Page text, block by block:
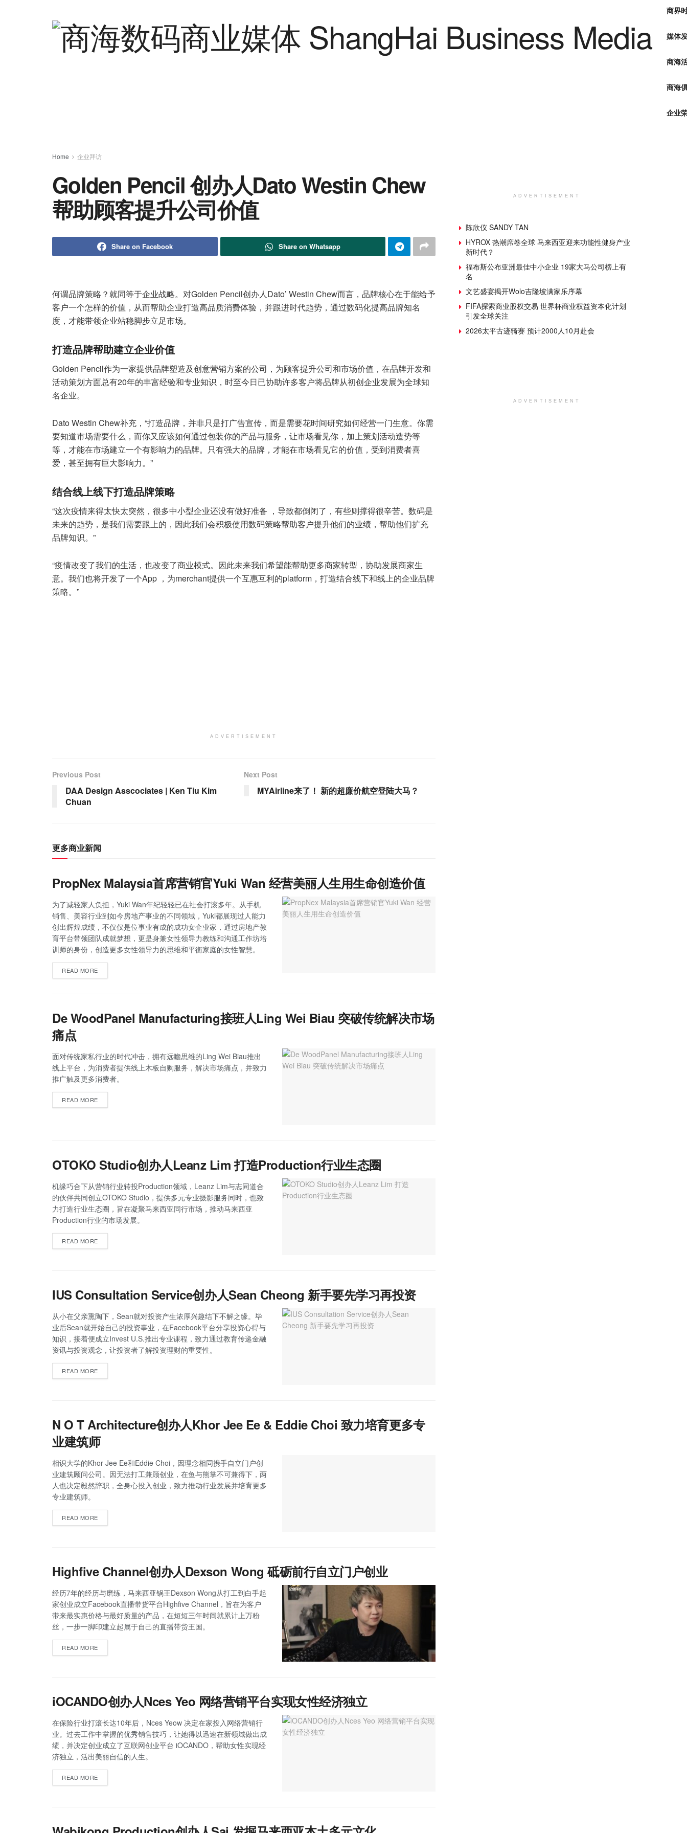
商界
媒体
商海
商海
企业
Home 企业拜访
Golden Pencil 创办人Dato Westin Chew
帮助顾客提升公司价值
Share on Facebook Share on Whatsapp
何谓品牌策略？就同等于企业战略。对Golden Pencil创办人Dato’ Westin Chew而言，品牌核心在于能给予
客户一个怎样的价值，从而帮助企业打造高品质消费体验，并跟进时代趋势，通过数码化提高品牌知名
度，才能带领企业站稳脚步立足市场。
打造品牌帮助建立企业价值
Golden Pencil作为一家提供品牌塑造及创意营销方案的公司，为顾客提升公司和市场价值，在品牌开发和
活动策划方面总有20年的丰富经验和专业知识，时至今日已协助许多客户将品牌从初创企业发展为全球知
名企业。
Dato Westin Chew补充，“打造品牌，并非只是打广告宣传，而是需要花时间研究如何经营一门生意。你需
要知道市场需要什么，而你又应该如何通过包装你的产品与服务，让市场看见你，加上策划活动造势等
等，才能在市场建立一个有影响力的品牌。只有强大的品牌，才能在市场看见它的价值，受到消费者喜
爱，甚至拥有巨大影响力。”
结合线上线下打造品牌策略
“这次疫情来得太快太突然，很多中小型企业还没有做好准备 ，导致都倒闭了，有些则撑得很辛苦。数码是
未来的趋势，是我们需要跟上的，因此我们会积极使用数码策略帮助客户提升他们的业绩，帮助他们扩充
品牌知识。”
“疫情改变了我们的生活，也改变了商业模式。因此未来我们希望能帮助更多商家转型，协助发展商家生
意。我们也将开发了一个App ，为merchant提供一个互惠互利的platform，打造结合线下和线上的企业品牌
策略。”
ADVERTISEMENT
Previous Post
DAA Design Asscociates | Ken Tiu Kim
Chuan
Next Post
MYAirline来了！ 新的超廉价航空登陆大马？
更多商业新闻
PropNex Malaysia首席营销官Yuki Wan 经营美丽人生用生命创造价值
为了减轻家人负担，Yuki Wan年纪轻轻已在社会打滚多年。从手机
销售、美容行业到如今房地产事业的不同领域，Yuki都展现过人能力
创出辉煌成绩，不仅仅是位事业有成的成功女企业家，通过房地产教
育平台带领团队成就梦想，更是身兼女性领导力教练和沟通工作坊培
训师的身份，创造更多女性领导力的思维和平衡家庭的女性智慧。
READ MORE
De WoodPanel Manufacturing接班人Ling Wei Biau 突破传统解决市场
痛点
面对传统家私行业的时代冲击，拥有远瞻思维的Ling Wei Biau推出
线上平台，为消费者提供线上木板自购服务，解决市场痛点，并致力
推广触及更多消费者。
READ MORE
OTOKO Studio创办人Leanz Lim 打造Production行业生态圈
机缘巧合下从营销行业转投Production领域，Leanz Lim与志同道合
的伙伴共同创立OTOKO Studio，提供多元专业摄影服务同时，也致
力打造行业生态圈，旨在凝聚马来西亚同行市场，推动马来西亚
Production行业的市场发展。
READ MORE
IUS Consultation Service创办人Sean Cheong 新手要先学习再投资
从小在父亲熏陶下，Sean就对投资产生浓厚兴趣结下不解之缘。毕
业后Sean就开始自己的投资事业，在Facebook平台分享投资心得与
知识，接着便成立Invest U.S.推出专业课程，致力通过教育传递金融
资讯与投资观念，让投资者了解投资理财的重要性。
READ MORE
N O T Architecture创办人Khor Jee Ee & Eddie Choi 致力培育更多专
业建筑师
相识大学的Khor Jee Ee和Eddie Choi，因理念相同携手自立门户创
业建筑顾问公司。因无法打工兼顾创业，在鱼与熊掌不可兼得下，两
人也决定毅然辞职，全身心投入创业，致力推动行业发展并培育更多
专业建筑师。
READ MORE
Highfive Channel创办人Dexson Wong 砥砺前行自立门户创业
经历7年的经历与磨练，马来西亚锅王Dexson Wong从打工到白手起
家创业成立Facebook直播带货平台Highfive Channel，旨在为客户
带来最实惠价格与最好质量的产品，在短短三年时间就累计上万粉
丝，一步一脚印建立起属于自己的直播带货王国。
READ MORE
iOCANDO创办人Nces Yeo 网络营销平台实现女性经济独立
在保险行业打滚长达10年后，Nces Yeow 决定在家投入网络营销行
业。过去工作中掌握的优秀销售技巧，让她得以迅速在新领域做出成
绩，并决定创业成立了互联网创业平台 iOCANDO，帮助女性实现经
济独立，活出美丽自信的人生。
READ MORE
ADVERTISEMENT
陈欣仪 SANDY TAN
HYROX 热潮席卷全球 马来西亚迎来功能性健身产业
新时代？
福布斯公布亚洲最佳中小企业 19家大马公司榜上有
名
文艺盛宴揭开Wolo吉隆坡满家乐序幕
FIFA探索商业股权交易 世界杯商业权益资本化计划
引发全球关注
2026太平古迹骑赛 预计2000人10月赴会
ADVERTISEMENT